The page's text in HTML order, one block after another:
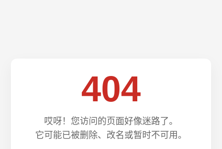
404
哎呀！您访问的页面好像迷路了。
它可能已被删除、改名或暂时不可用。